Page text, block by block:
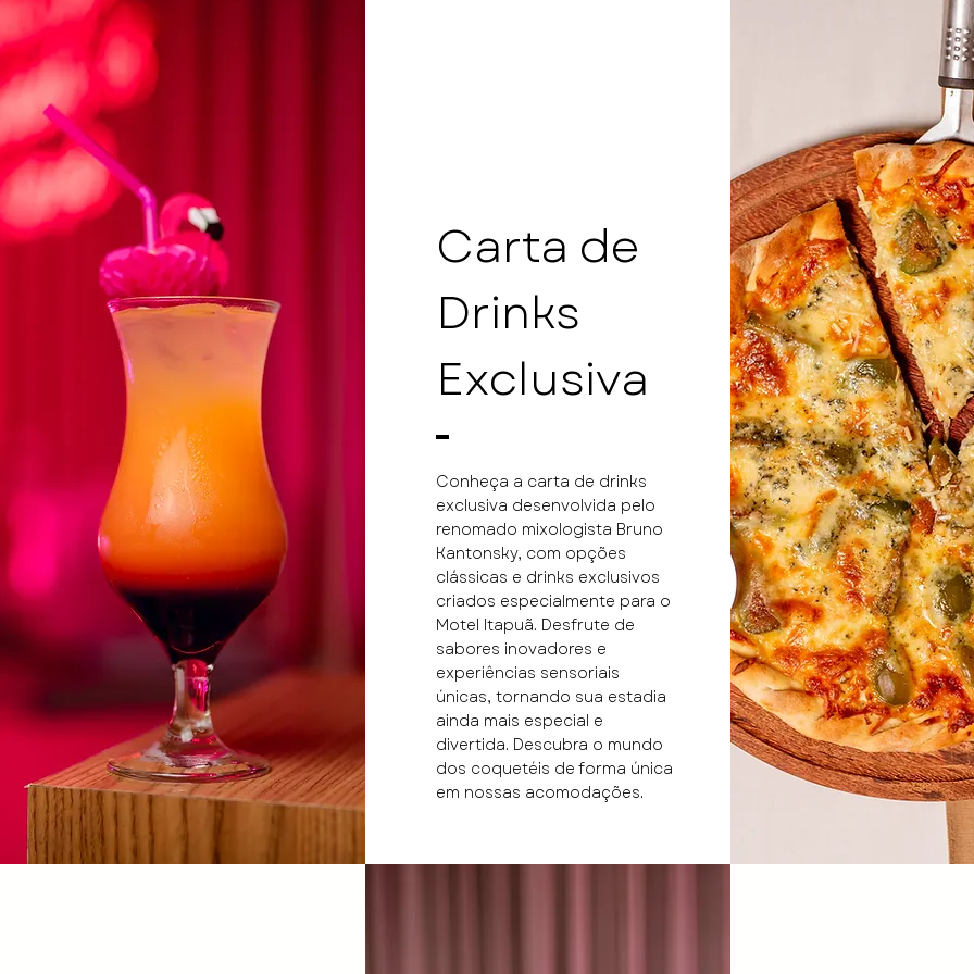
Carta de
Drinks
Exclusiva
Conheça a carta de drinks
exclusiva desenvolvida pelo
renomado mixologista Bruno
Kantonsky, com opções
clássicas e drinks exclusivos
criados especialmente para o
Motel Itapuã. Desfrute de
sabores inovadores e
experiências sensoriais
únicas, tornando sua estadia
ainda mais especial e
divertida. Descubra o mundo
dos coquetéis de forma única
em nossas acomodações.